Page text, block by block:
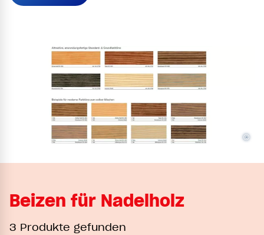
©
Beizen für Nadelholz
3 Produkte gefunden